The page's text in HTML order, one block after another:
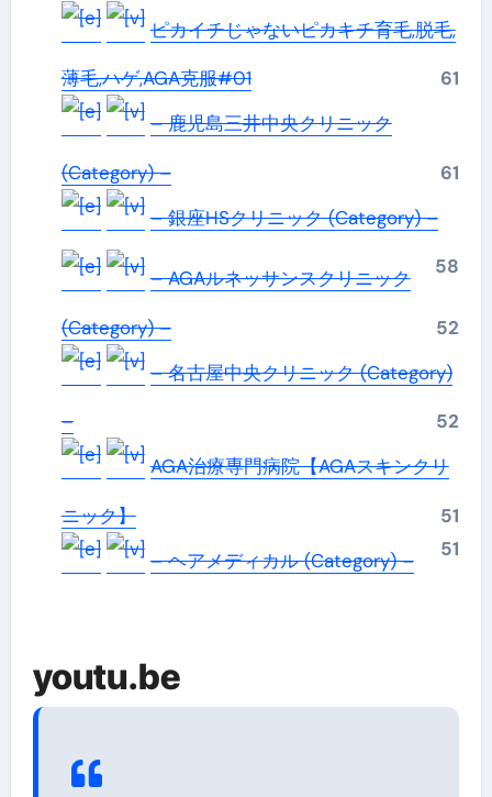
ピカイチじゃないピカキチ育毛,脱毛,
薄毛,ハゲ,AGA克服#01
61
– 鹿児島三井中央クリニック
(Category) –
61
– 銀座HSクリニック (Category) –
58
– AGAルネッサンスクリニック
(Category) –
52
– 名古屋中央クリニック (Category)
–
52
AGA治療専門病院【AGAスキンクリ
ニック】
51
– ヘアメディカル (Category) –
51
youtu.be